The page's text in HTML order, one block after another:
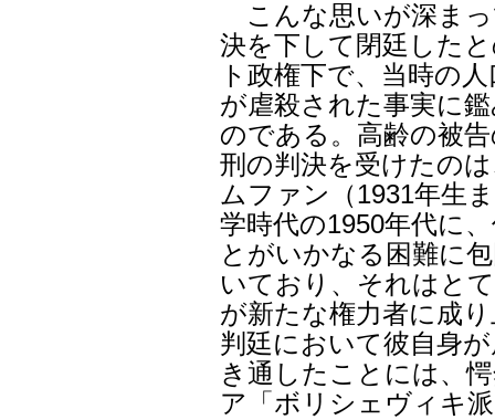
こんな思いが深まっ
決を下して閉廷した
ト政権下で、当時の
が虐殺された事実に
のである。高齢の被
刑の判決を受けたの
ムファン（1931年生
学時代の1950年代に
とがいかなる困難に
いており、それはと
が新たな権力者に成
判廷において彼自身
き通したことには、
ア「ボリシェヴィキ